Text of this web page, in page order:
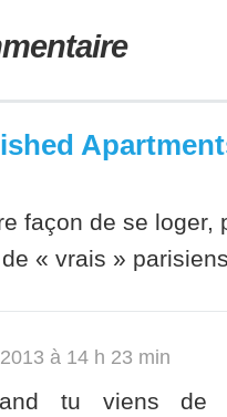
façon de se loger,
« vrais »
à 14 h 23 min
tu viens de